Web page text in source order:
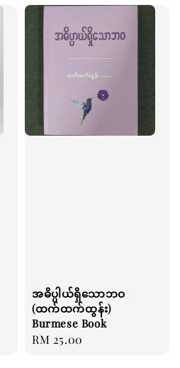
အဓိပ္ပါယ်ရှိသောဘဝ
(ထက်ထက်ထွန်း)
Burmese Book
Regular
RM 25.00